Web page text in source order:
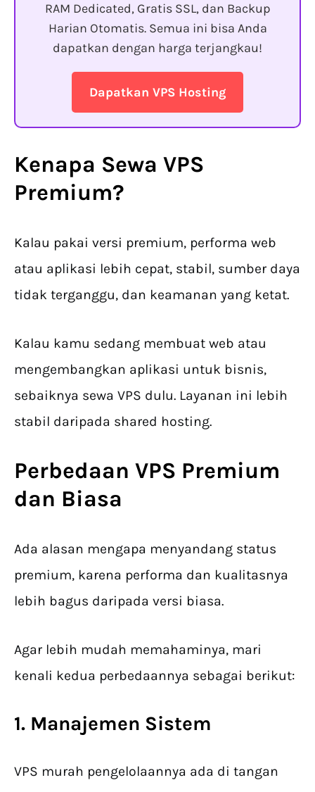
RAM Dedicated, Gratis SSL, dan Backup
Harian Otomatis. Semua ini bisa Anda
dapatkan dengan harga terjangkau!
Dapatkan VPS Hosting
Kenapa Sewa VPS
Premium?
Kalau pakai versi premium, performa web
atau aplikasi lebih cepat, stabil, sumber daya
tidak terganggu, dan keamanan yang ketat.
Kalau kamu sedang membuat web atau
mengembangkan aplikasi untuk bisnis,
sebaiknya sewa VPS dulu. Layanan ini lebih
stabil daripada shared hosting.
Perbedaan VPS Premium
dan Biasa
Ada alasan mengapa menyandang status
premium, karena performa dan kualitasnya
lebih bagus daripada versi biasa.
Agar lebih mudah memahaminya, mari
kenali kedua perbedaannya sebagai berikut:
1. Manajemen Sistem
VPS murah pengelolaannya ada di tangan